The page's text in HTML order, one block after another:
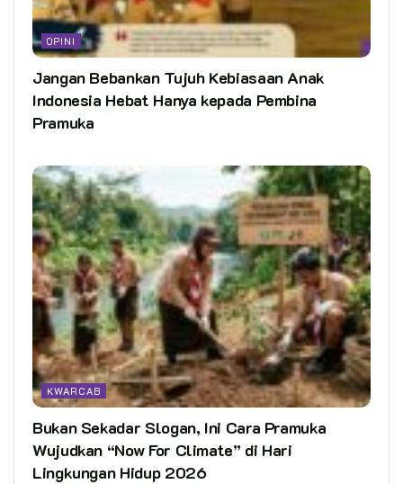
OPINI
Jangan Bebankan Tujuh Kebiasaan Anak
Indonesia Hebat Hanya kepada Pembina
Pramuka
KWARCAB
Bukan Sekadar Slogan, Ini Cara Pramuka
Wujudkan “Now For Climate” di Hari
Lingkungan Hidup 2026